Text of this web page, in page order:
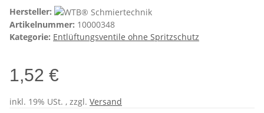
Hersteller:
Artikelnummer: 10000348
Kategorie: Entlüftungsventile ohne Spritzschutz
1,52 €
inkl. 19% USt. , zzgl. Versand